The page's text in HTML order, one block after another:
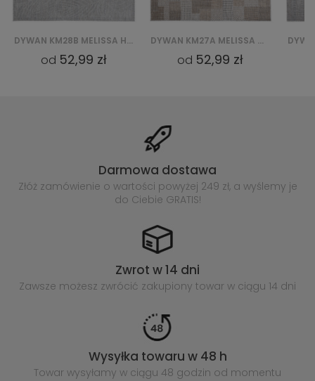
DYWAN KM27A MELISSA MAA - SZARY
od 52,99 zł od 52,99 zł
Darmowa dostawa
Złóż zamówienie o wartości powyżej 249 zł, a wyślemy je
do Ciebie GRATIS!
Zwrot w 14 dni
Zawsze możesz zwrócić zakupiony towar w ciągu 14 dni
Wysyłka towaru w 48 h
Towar wysyłamy w ciągu 48 godzin od momentu